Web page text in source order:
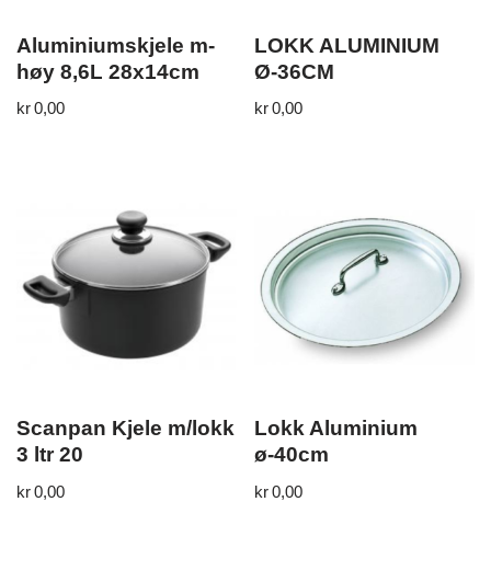
Aluminiumskjele m-
høy 8,6L 28x14cm
kr0,00
LOKK ALUMINIUM
Ø-36CM
kr0,00
Scanpan Kjele m/lokk
3 ltr 20
kr0,00
Lokk Aluminium
ø-40cm
kr0,00